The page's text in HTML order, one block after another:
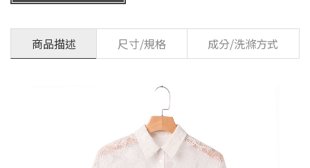
商品描述 尺寸/規格 成分/洗滌方式